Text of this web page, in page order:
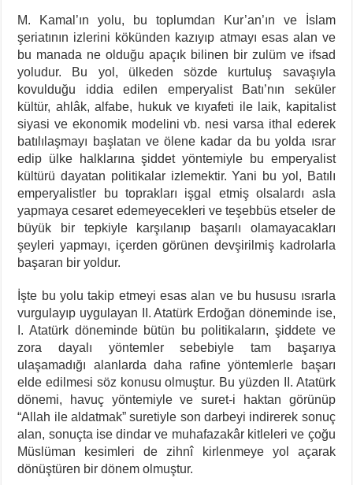
M. Kamal’ın yolu, bu toplumdan Kur’an’ın ve İslam
şeriatının izlerini kökünden kazıyıp atmayı esas alan ve
bu manada ne olduğu apaçık bilinen bir zulüm ve ifsad
yoludur. Bu yol, ülkeden sözde kurtuluş savaşıyla
kovulduğu iddia edilen emperyalist Batı’nın seküler
kültür, ahlâk, alfabe, hukuk ve kıyafeti ile laik, kapitalist
siyasi ve ekonomik modelini vb. nesi varsa ithal ederek
batılılaşmayı başlatan ve ölene kadar da bu yolda ısrar
edip ülke halklarına şiddet yöntemiyle bu emperyalist
kültürü dayatan politikalar izlemektir. Yani bu yol, Batılı
emperyalistler bu toprakları işgal etmiş olsalardı asla
yapmaya cesaret edemeyecekleri ve teşebbüs etseler de
büyük bir tepkiyle karşılanıp başarılı olamayacakları
şeyleri yapmayı, içerden görünen devşirilmiş kadrolarla
başaran bir yoldur.
İşte bu yolu takip etmeyi esas alan ve bu hususu ısrarla
vurgulayıp uygulayan II. Atatürk Erdoğan döneminde ise,
I. Atatürk döneminde bütün bu politikaların, şiddete ve
zora dayalı yöntemler sebebiyle tam başarıya
ulaşamadığı alanlarda daha rafine yöntemlerle başarı
elde edilmesi söz konusu olmuştur. Bu yüzden II. Atatürk
dönemi, havuç yöntemiyle ve suret-i haktan görünüp
“Allah ile aldatmak” suretiyle son darbeyi indirerek sonuç
alan, sonuçta ise dindar ve muhafazakâr kitleleri ve çoğu
Müslüman kesimleri de zihnî kirlenmeye yol açarak
dönüştüren bir dönem olmuştur.